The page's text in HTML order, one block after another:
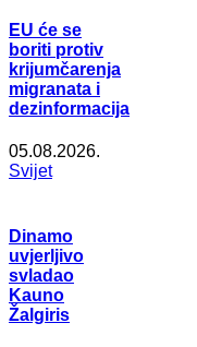
EU će se
boriti protiv
krijumčarenja
migranata i
dezinformacija
05.08.2026.
Svijet
Dinamo
uvjerljivo
svladao
Kauno
Žalgiris